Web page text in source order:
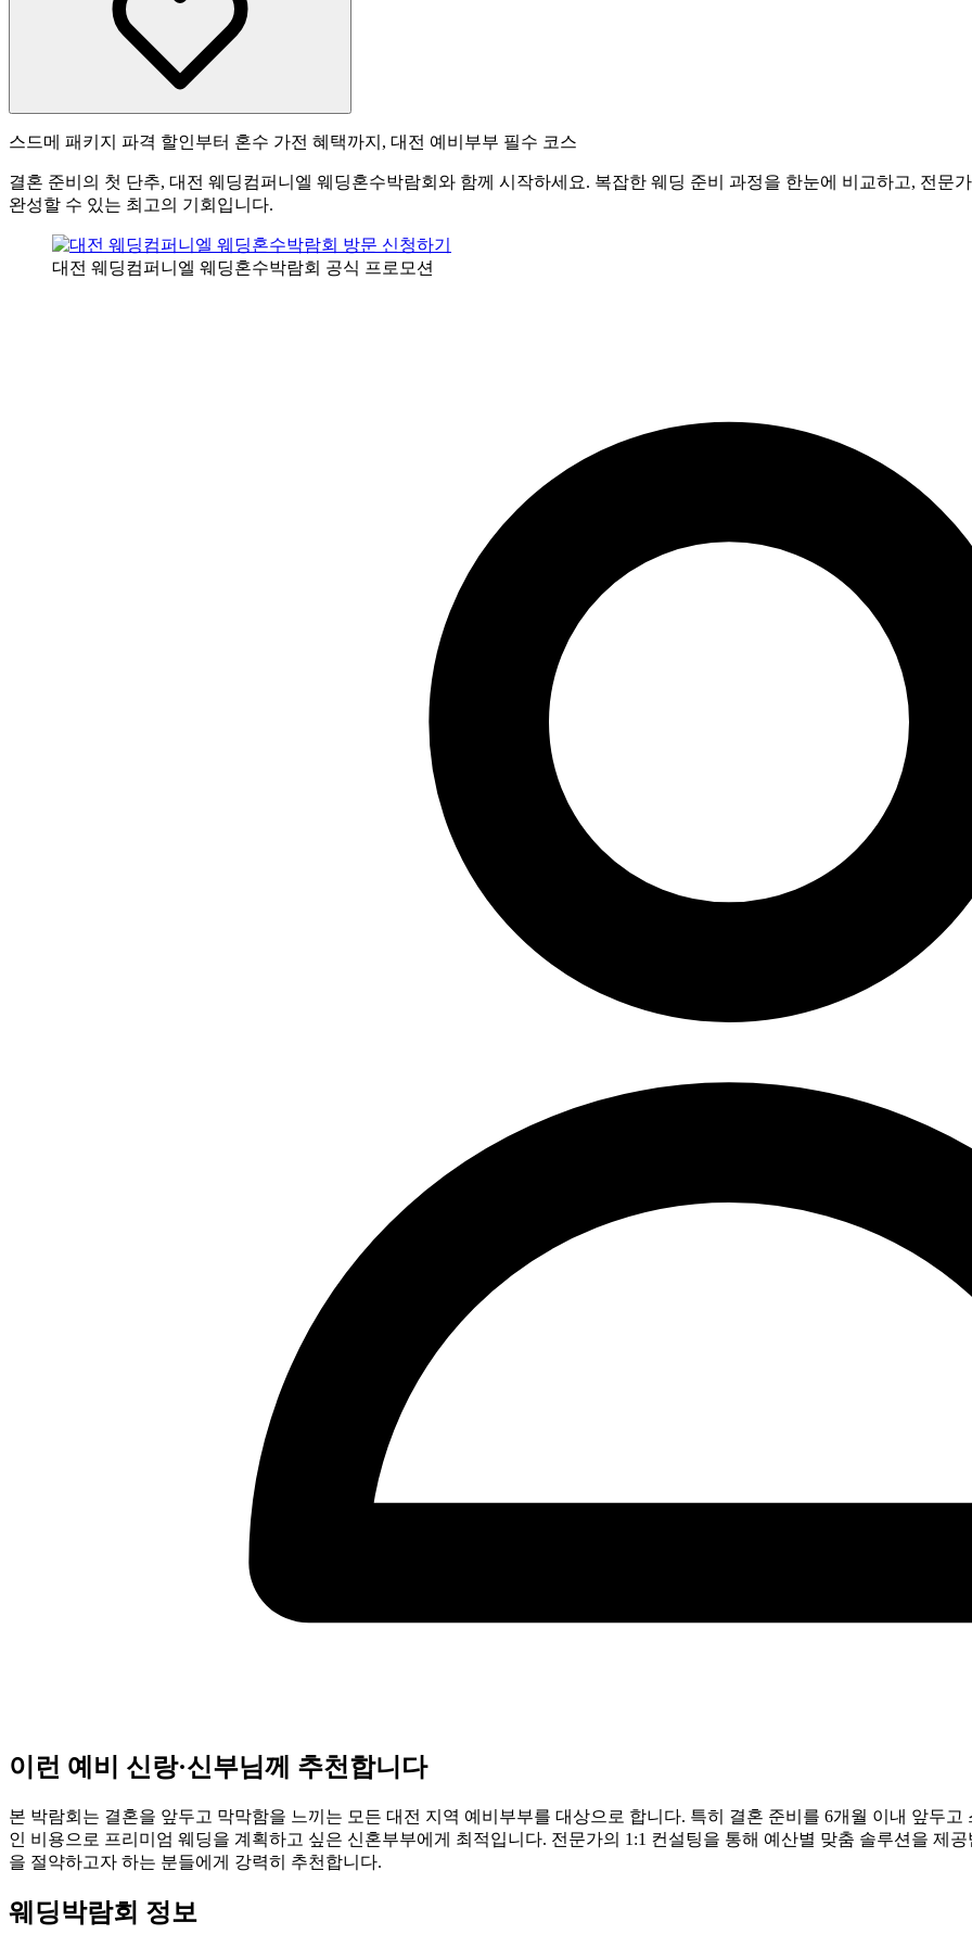
스드메 패키지 파격 할인부터 혼수 가전 혜택까지, 대전 예비부부 필수 코스
결혼 준비의 첫 단추, 대전 웨딩컴퍼니엘 웨딩혼수박람회와 함께 시작하세요. 복잡한 웨딩 준비 과정을 한눈에 비교하고, 전문
완성할 수 있는 최고의 기회입니다.
대전 웨딩컴퍼니엘 웨딩혼수박람회 공식 프로모션
이런 예비 신랑·신부님께 추천합니다
본 박람회는 결혼을 앞두고 막막함을 느끼는 모든 대전 지역 예비부부를 대상으로 합니다. 특히 결혼 준비를 6개월 이내 앞두
인 비용으로 프리미엄 웨딩을 계획하고 싶은 신혼부부에게 최적입니다. 전문가의 1:1 컨설팅을 통해 예산별 맞춤 솔루션을 제
을 절약하고자 하는 분들에게 강력히 추천합니다.
웨딩박람회 정보